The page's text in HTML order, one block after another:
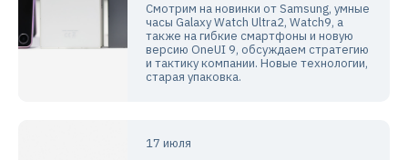
Смотрим на новинки от Samsung, умные
часы Galaxy Watch Ultra2, Watch9, а
также на гибкие смартфоны и новую
версию OneUI 9, обсуждаем стратегию
и тактику компании. Новые технологии,
старая упаковка.
17 июля